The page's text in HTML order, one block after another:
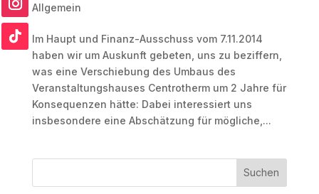
Allgemein
Im Haupt und Finanz-Ausschuss vom 7.11.2014
haben wir um Auskunft gebeten, uns zu beziffern,
was eine Verschiebung des Umbaus des
Veranstaltungshauses Centrotherm um 2 Jahre für
Konsequenzen hätte: Dabei interessiert uns
insbesondere eine Abschätzung für mögliche,...
Suchen